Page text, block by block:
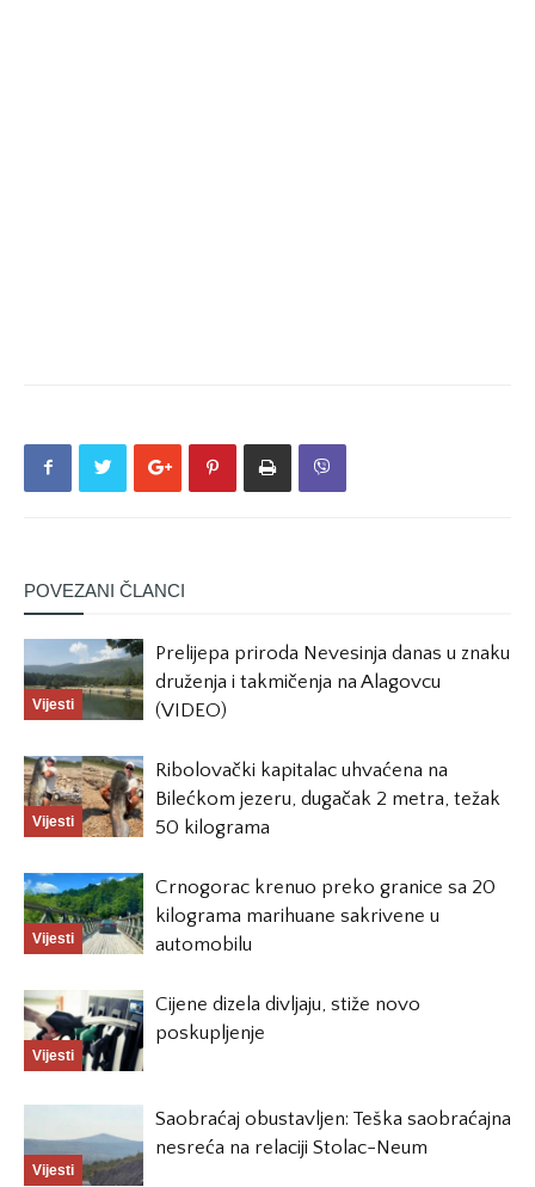
POVEZANI ČLANCI
Vijesti
Prelijepa priroda Nevesinja danas u znaku
druženja i takmičenja na Alagovcu
(VIDEO)
Vijesti
Ribolovački kapitalac uhvaćena na
Bilećkom jezeru, dugačak 2 metra, težak
50 kilograma
Vijesti
Crnogorac krenuo preko granice sa 20
kilograma marihuane sakrivene u
automobilu
Vijesti
Cijene dizela divljaju, stiže novo
poskupljenje
Vijesti
Saobraćaj obustavljen: Teška saobraćajna
nesreća na relaciji Stolac-Neum